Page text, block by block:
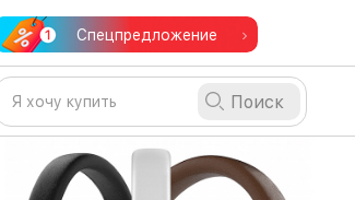
Спецпредложение
Поиск